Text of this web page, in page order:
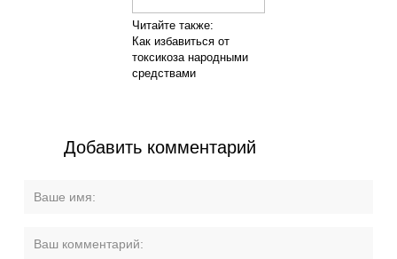
Читайте также:
Как избавиться от
токсикоза народными
средствами
Добавить комментарий